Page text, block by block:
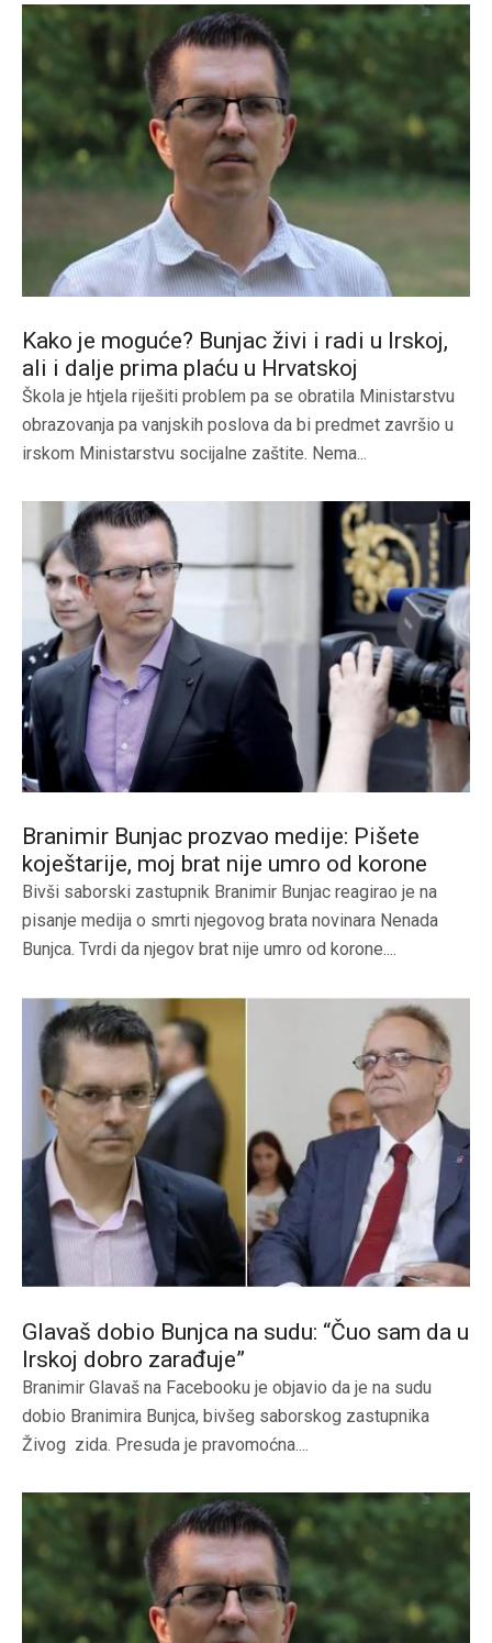
Kako je moguće? Bunjac živi i radi u Irskoj,
ali i dalje prima plaću u Hrvatskoj
Škola je htjela riješiti problem pa se obratila Ministarstvu
obrazovanja pa vanjskih poslova da bi predmet završio u
irskom Ministarstvu socijalne zaštite. Nema...
Branimir Bunjac prozvao medije: Pišete
koještarije, moj brat nije umro od korone
Bivši saborski zastupnik Branimir Bunjac reagirao je na
pisanje medija o smrti njegovog brata novinara Nenada
Bunjca. Tvrdi da njegov brat nije umro od korone....
Glavaš dobio Bunjca na sudu: “Čuo sam da u
Irskoj dobro zarađuje”
Branimir Glavaš na Facebooku je objavio da je na sudu
dobio Branimira Bunjca, bivšeg saborskog zastupnika
Živog zida. Presuda je pravomoćna....